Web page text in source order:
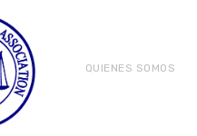
QUIENES SOMOS